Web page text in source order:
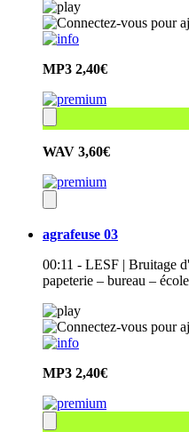
MP3 2,40€
WAV 3,60€
agrafeuse 03
00:11 - LESF | Bruitage
papeterie – bureau – école
MP3 2,40€